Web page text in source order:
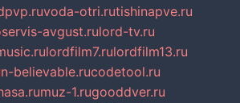
voda-otri.rutishinapve.ru
avgust.rulord-tv.ru
lordfilm7.rulordfilm13.ru
believable.rucodetool.ru
muz-1.rugooddver.ru